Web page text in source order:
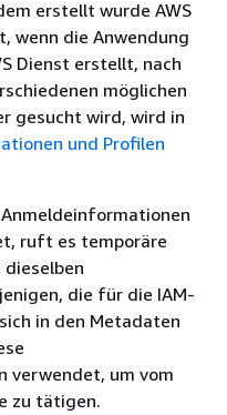
erstellt wurde AWS
wenn die Anwendung
Dienst erstellt, nach
möglichen
gesucht wird, wird in
und Profilen
ruft es temporäre
die für die IAM-
in den Metadaten
verwendet, um vom
zu tätigen.